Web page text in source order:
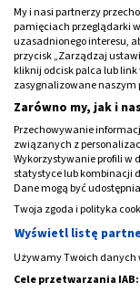
My i nasi partnerzy
pamięciach przeglądarki
uzasadnionego interesu,
przycisk „Zarządzaj
kliknij odcisk palca lub link
zasygnalizowane naszym
Zarówno my, jak i
Przechowywanie
związanych z
Wykorzystywanie profili w
statystyce lub kombinacji
Dane mogą być
Twoja zgoda i polityka
Wyświetl listę
Używamy Twoich danych
Cele przetwarzania IAB: